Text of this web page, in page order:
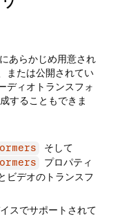
あらかじめ用意され
または公開されてい
ディオトランスフォ
することもできま
そして
プロパティ
ビデオのトランスフ
スでサポートされて